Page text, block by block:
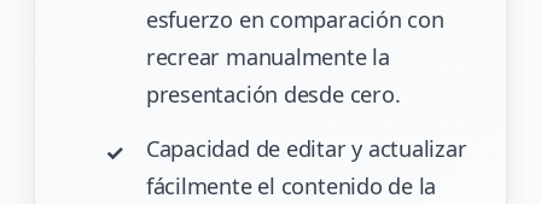
esfuerzo en comparación con
recrear manualmente la
presentación desde cero.
Capacidad de editar y actualizar
fácilmente el contenido de la